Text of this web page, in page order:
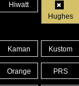
Hiwatt
Hughes
Kaman Kustom
Orange PRS